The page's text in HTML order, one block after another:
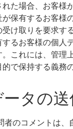
た場合、お客様
保有するお客様
け取りを要求す
るお客様の個人
これには、管理
で保持する義務
タの
者のコメントは、